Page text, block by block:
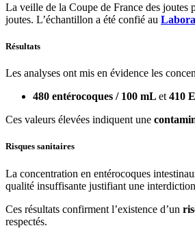
La veille de la Coupe de France des joutes
joutes. L’échantillon a été confié au
Résultats
Les analyses ont mis en évidence les
480 entérocoques / 100 mL et 410
Ces valeurs élevées indiquent une
Risques sanitaires
La concentration en entérocoques
qualité insuffisante justifiant une
Ces résultats confirment l’existence d’un
respectés.